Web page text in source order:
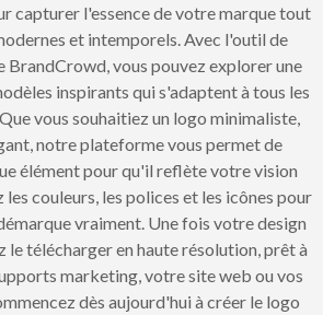
capturer l'essence de votre marque tout
et intemporels. Avec l'outil de
BrandCrowd, vous pouvez explorer une
inspirants qui s'adaptent à tous les
vous souhaitiez un logo minimaliste,
notre plateforme vous permet de
élément pour qu'il reflète votre vision
les couleurs, les polices et les icônes pour
vraiment. Une fois votre design
le télécharger en haute résolution, prêt à
marketing, votre site web ou vos
dès aujourd'hui à créer le logo